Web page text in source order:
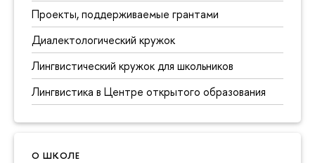
Проекты, поддерживаемые грантами
Диалектологический кружок
Лингвистический кружок для школьников
Лингвистика в Центре открытого образования
О ШКОЛЕ